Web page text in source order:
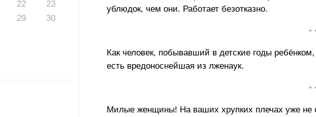
22
23
29
30
ублюдок, чем они. Работает безотказно.
•
Как человек, побывавший в детские годы
есть вредоноснейшая из лженаук.
•
Милые женщины! На ваших хрупких плечах уже не